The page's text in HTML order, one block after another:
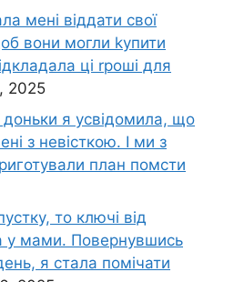
мені віддати свої
вони могли kупити
ці rроші для
2025
доньки я усвідомила, що
з невісткою. І ми з
план помсти
то ключі від
у мами. Повернувшись
я стала помічати